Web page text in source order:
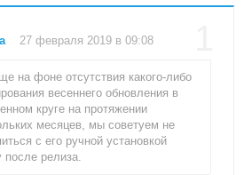
27 февраля 2019 в 09:08
на фоне отсутствия какого-либо
весеннего обновления в
круге на протяжении
месяцев, мы советуем не
с его ручной установкой
после релиза.